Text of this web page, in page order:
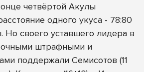
четвёртой Акулы
одного укуса - 78:80
Но своего уставшего лидера в
штрафными и
поддержали Семисотов (11